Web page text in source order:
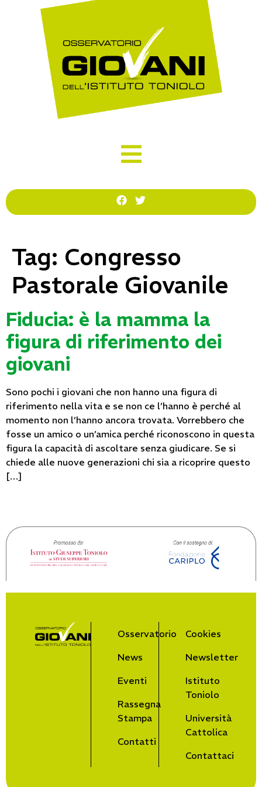
Tag: Congresso
Pastorale Giovanile
Fiducia: è la mamma la
figura di riferimento dei
giovani
Sono pochi i giovani che non hanno una figura di
riferimento nella vita e se non ce l’hanno è perché al
momento non l’hanno ancora trovata. Vorrebbero che
fosse un amico o un’amica perché riconoscono in questa
figura la capacità di ascoltare senza giudicare. Se si
chiede alle nuove generazioni chi sia a ricoprire questo
[…]
Osservatorio
News
Eventi
Rassegna
Stampa
Contatti
Cookies
Newsletter
Istituto
Toniolo
Università
Cattolica
Contattaci